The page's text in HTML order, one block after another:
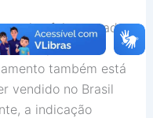
foi aprovado
para
também está
vendido no Brasil
a indicação